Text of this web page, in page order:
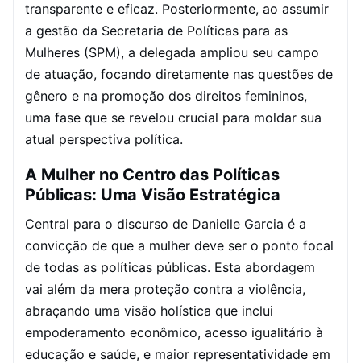
transparente e eficaz. Posteriormente, ao assumir
a gestão da Secretaria de Políticas para as
Mulheres (SPM), a delegada ampliou seu campo
de atuação, focando diretamente nas questões de
gênero e na promoção dos direitos femininos,
uma fase que se revelou crucial para moldar sua
atual perspectiva política.
A Mulher no Centro das Políticas
Públicas: Uma Visão Estratégica
Central para o discurso de Danielle Garcia é a
convicção de que a mulher deve ser o ponto focal
de todas as políticas públicas. Esta abordagem
vai além da mera proteção contra a violência,
abraçando uma visão holística que inclui
empoderamento econômico, acesso igualitário à
educação e saúde, e maior representatividade em